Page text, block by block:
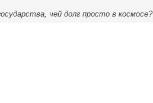
чей долг просто в космосе?